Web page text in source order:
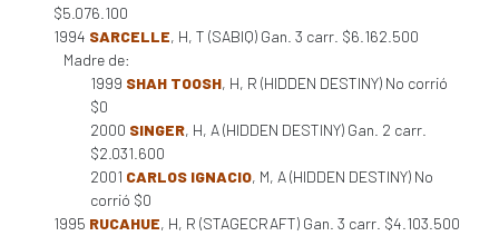
$5.076.100
1994 SARCELLE, H, T (SABIQ) Gan. 3 carr. $6.162.500
Madre de:
1999 SHAH TOOSH, H, R (HIDDEN DESTINY) No corrió
$0
2000 SINGER, H, A (HIDDEN DESTINY) Gan. 2 carr.
$2.031.600
2001 CARLOS IGNACIO, M, A (HIDDEN DESTINY) No
corrió $0
1995 RUCAHUE, H, R (STAGECRAFT) Gan. 3 carr. $4.103.500